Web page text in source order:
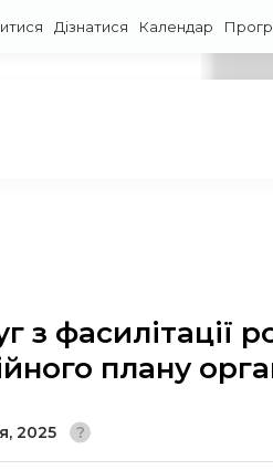
Дізнатися Календар
з фасилітації
плану
2025